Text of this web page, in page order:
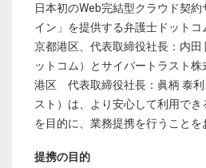
日本初のWeb完結型クラウド契
イン」を提供する弁護士ドット
京都港区、代表取締役社長：内田
ットコム）とサイバートラスト
港区 代表取締役社長：眞柄 泰利
スト）は、より安心して利用で
を目的に、業務提携を行うことを
提携の目的